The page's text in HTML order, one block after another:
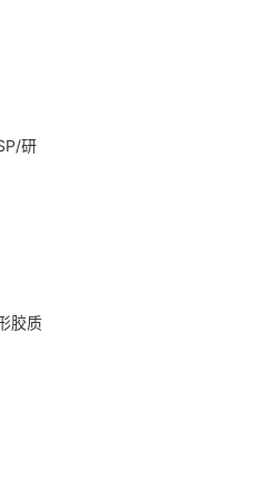
研
胶质